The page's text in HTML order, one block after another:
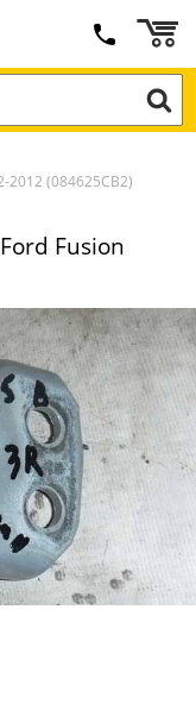
2012 (084625СВ2)
Fusion